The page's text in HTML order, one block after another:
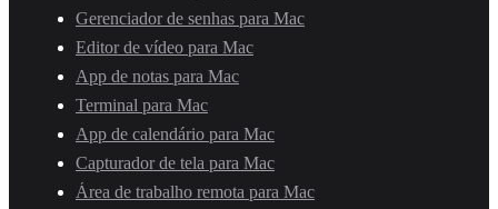
Gerenciador de senhas para Mac
Editor de vídeo para Mac
App de notas para Mac
Terminal para Mac
App de calendário para Mac
Capturador de tela para Mac
Área de trabalho remota para Mac